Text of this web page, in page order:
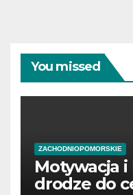
You missed
ZACHODNIOPOMORSKIE
Motywacja
drodze do